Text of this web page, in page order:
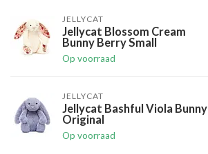
JELLYCAT
Jellycat Blossom Cream
Bunny Berry Small
Op voorraad
JELLYCAT
Jellycat Bashful Viola Bunny
Original
Op voorraad